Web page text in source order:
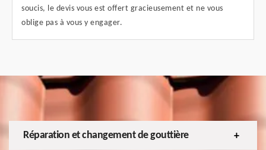
soucis, le devis vous est offert gracieusement et ne vous
oblige pas à vous y engager.
Réparation et changement de gouttière